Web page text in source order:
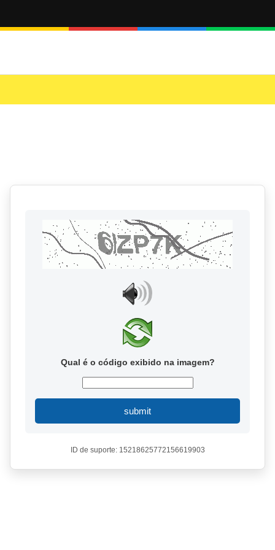
Qual é o código exibido na imagem?
submit
ID de suporte: 15218625772156619903